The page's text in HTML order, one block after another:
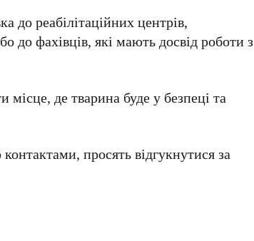
до реабілітаційних центрів,
до фахівців, які мають досвід роботи з
де тварина буде у безпеці та
просять відгукнутися за